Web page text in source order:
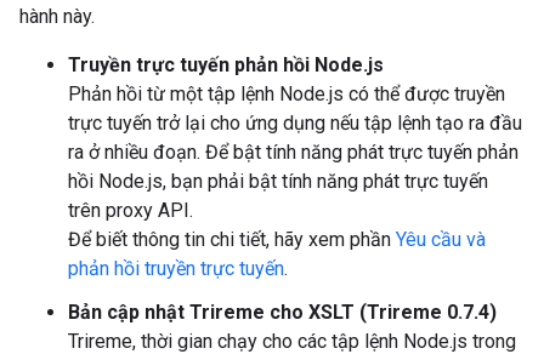
hành này.
Truyền trực tuyến phản hồi Node.js
Phản hồi từ một tập lệnh Node.js có thể được truyền
trực tuyến trở lại cho ứng dụng nếu tập lệnh tạo ra đầu
ra ở nhiều đoạn. Để bật tính năng phát trực tuyến phản
hồi Node.js, bạn phải bật tính năng phát trực tuyến
trên proxy API.
Để biết thông tin chi tiết, hãy xem phần Yêu cầu và
phản hồi truyền trực tuyến.
Bản cập nhật Trireme cho XSLT (Trireme 0.7.4)
Trireme, thời gian chạy cho các tập lệnh Node.js trong